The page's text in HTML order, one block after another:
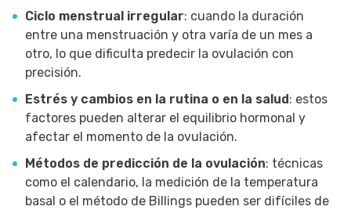
Ciclo menstrual irregular: cuando la duración
entre una menstruación y otra varía de un mes a
otro, lo que dificulta predecir la ovulación con
precisión.
Estrés y cambios en la rutina o en la salud : estos
factores pueden alterar el equilibrio hormonal y
afectar el momento de la ovulación.
Métodos de predicción de la ovulación: técnicas
como el calendario, la medición de la temperatura
basal o el método de Billings pueden ser difíciles de